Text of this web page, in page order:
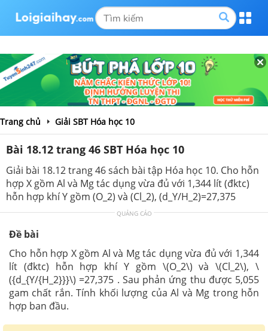
Trang chủ Giải SBT Hóa học 10
Bài 18.12 trang 46 SBT Hóa học 10
Giải bài 18.12 trang 46 sách bài tập Hóa học 10. Cho hỗn
hợp X gồm Al và Mg tác dụng vừa đủ với 1,344 lít (đktc)
hỗn hợp khí Y gồm (O_2) và (Cl_2), (d_Y/H_2)=27,375
QUẢNG CÁO
Đề bài
Cho hỗn hợp X gồm Al và Mg tác dụng vừa đủ với 1,344
lít (đktc) hỗn hợp khí Y gồm \(O_2\) và \(Cl_2\), \
({d_{Y/{H_2}}}\) =27,375 . Sau phản ứng thu được 5,055
gam chất rắn. Tính khối lượng của Al và Mg trong hỗn
hợp ban đầu.